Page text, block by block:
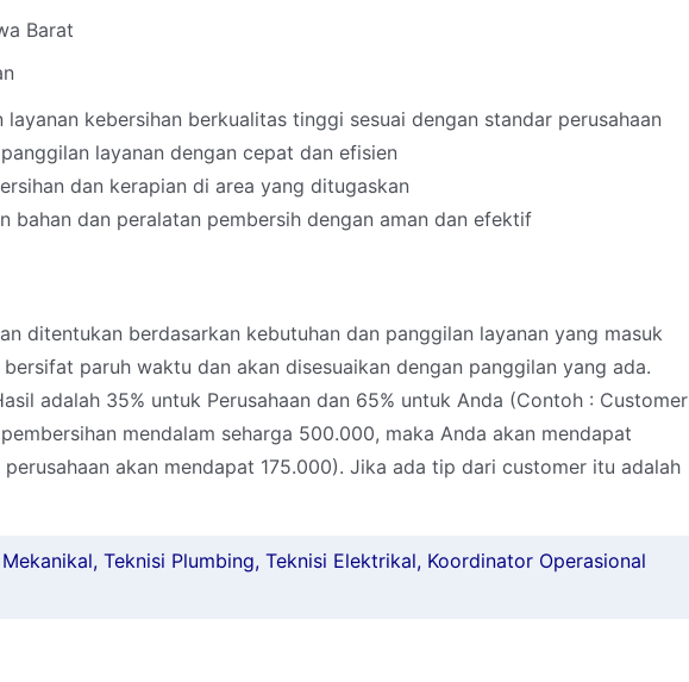
Barat
layanan kebersihan berkualitas tinggi sesuai dengan standar perusahaan
layanan dengan cepat dan efisien
dan kerapian di area yang ditugaskan
bahan dan peralatan pembersih dengan aman dan efektif
ditentukan berdasarkan kebutuhan dan panggilan layanan yang masuk
bersifat paruh waktu dan akan disesuaikan dengan panggilan yang ada.
adalah 35% untuk Perusahaan dan 65% untuk Anda (Contoh : Customer
mendalam seharga 500.000, maka Anda akan mendapat
akan mendapat 175.000). Jika ada tip dari customer itu adalah
Teknisi Plumbing, Teknisi Elektrikal, Koordinator Operasional